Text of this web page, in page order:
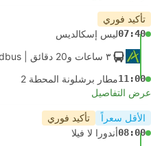
تأكيد فوري
07:40ليس إسكالديس
٣ ساعات و‫20 دقائق
11:00مطار برشلونة المحطة 2
عرض التفاصيل
الأقل سعراً تأكيد فوري
08:00أندورا لا فيلا